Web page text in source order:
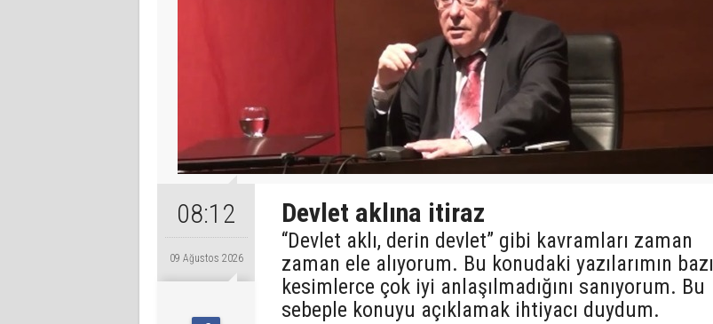
08:12
09 Ağustos 2026
Devlet aklına itiraz
“Devlet aklı, derin devlet” gibi kavramları zaman
zaman ele alıyorum. Bu konudaki yazılarımın bazı
kesimlerce çok iyi anlaşılmadığını sanıyorum. Bu
sebeple konuyu açıklamak ihtiyacı duydum.